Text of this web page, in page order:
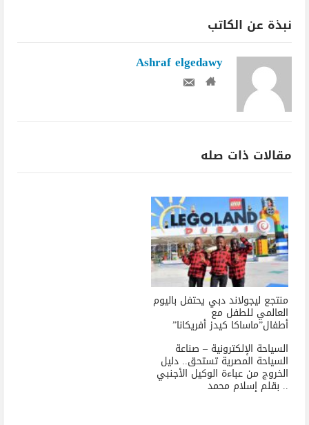
نبذة عن الكاتب
Ashraf elgedawy
مقالات ذات صله
منتجع ليجولاند دبي يحتفل باليوم
العالمي للطفل مع
أطفال”ماساكا كيدز أفريكانا”
السياحة الإلكترونية – صناعة
السياحة المصرية تستحق.. دليل
الخروج من عباءة الوكيل الأجنبي
.. بقلم إسلام محمد